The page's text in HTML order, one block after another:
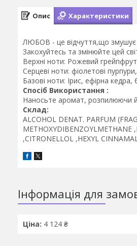
Опис Характеристики
ЛЮБОВ - це відчуття,що змушує
Закохуйтесь та змінюйте цей
Верхні ноти: Рожевий
Серцеві ноти: фіолетові
Базові ноти: Ірис, ефірна кедра,
Спосіб Використання :
Наносьте аромат, розпилюючи
Склад:
ALCOHOL DENAT. PARFUM
METHOXYDIBENZOYLMETHANE
,CITRONELLOL ,HEXYL
Інформація для
Ціна: 4 124 ₴